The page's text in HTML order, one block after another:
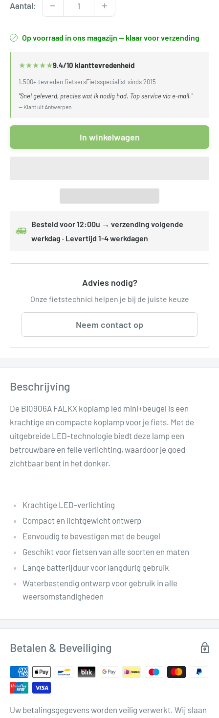
Aantal:
Op voorraad in ons magazijn — klaar voor verzending
★★★★★9.4/10 klanttevredenheid
1.500+ tevreden fietsersFietsspecialist sinds 2015
"Snel geleverd, precies wat ik nodig had. Top service via e-mail."
— Klant uit Antwerpen
In winkelwagen
Besteld voor 12:00u → verzending volgende
werkdag · Levertijd 1-4 werkdagen
Advies nodig?
Onze fietstechnici helpen je bij de juiste keuze
Neem contact op
Beschrijving
De BI0906A FALKX koplamp led mini+beugel is een
krachtige en compacte koplamp voor je fiets. Met de
uitgebreide LED-technologie biedt deze lamp een
betrouwbare en felle verlichting, waardoor je goed
zichtbaar bent in het donker.
Krachtige LED-verlichting
Compact en lichtgewicht ontwerp
Eenvoudig te bevestigen met de beugel
Geschikt voor fietsen van alle soorten en maten
Lange batterijduur voor langdurig gebruik
Waterbestendig ontwerp voor gebruik in alle
weersomstandigheden
Betalen & Beveiliging
Uw betalingsgegevens worden veilig verwerkt. Wij slaan